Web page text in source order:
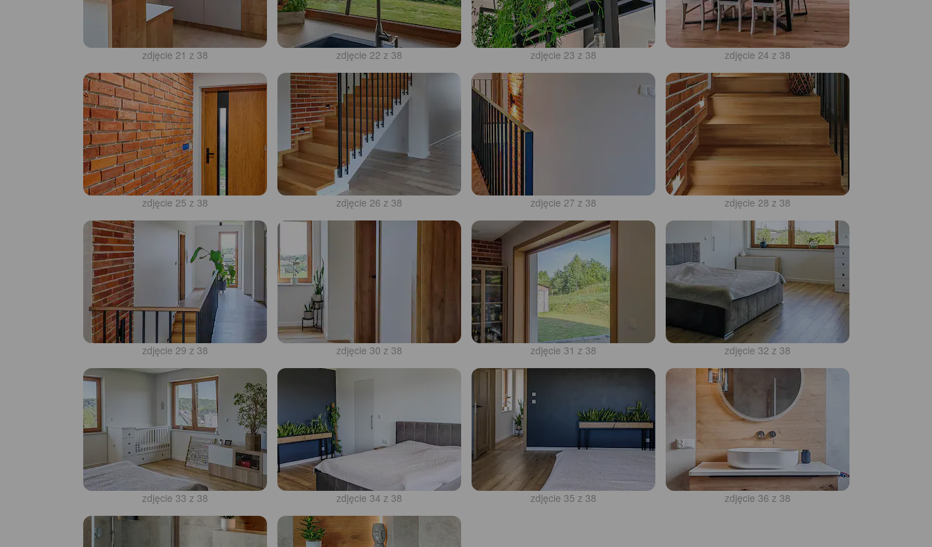
zdjęcie 21 z 38 zdjęcie 22 z 38 zdjęcie 23 z 38 zdjęcie 24 z 38
zdjęcie 25 z 38 zdjęcie 26 z 38 zdjęcie 27 z 38 zdjęcie 28 z 38
zdjęcie 29 z 38 zdjęcie 30 z 38 zdjęcie 31 z 38 zdjęcie 32 z 38
zdjęcie 33 z 38 zdjęcie 34 z 38 zdjęcie 35 z 38 zdjęcie 36 z 38